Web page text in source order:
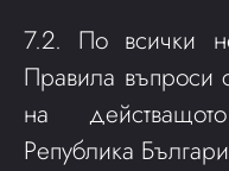
7.2. По всички
Правила въпроси
на
Република